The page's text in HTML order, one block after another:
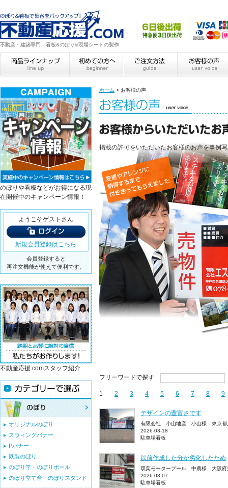
不動産・建築専門 看板&のぼり&現場シートの製作
ホーム > お客様の声
掲載の許可をいただいたお客様のお声を事例
フリーワードで探す
1 2 3 4 5 6 7 8 9
デザインの豊富さです
有限会社 小山地産 小山様 東京都
2026-03-18
駐車場看板
以前作成した分か劣化したため
双葉モータープール 中農様 大阪府
2026-03-07
駐車場看板
のぼりや看板などがお得になる現
在開催中のキャンペーン情報！
ようこそゲストさん
新規会員登録はこちら
会員登録すると
再注文機能が使えて便利です。
不動産応援.comスタッフ紹介
オリジナルのぼり
スウィングバナー
Pバナー
既製のぼり
のぼり竿・のぼりポール
のぼり立て台・のぼりスタンド